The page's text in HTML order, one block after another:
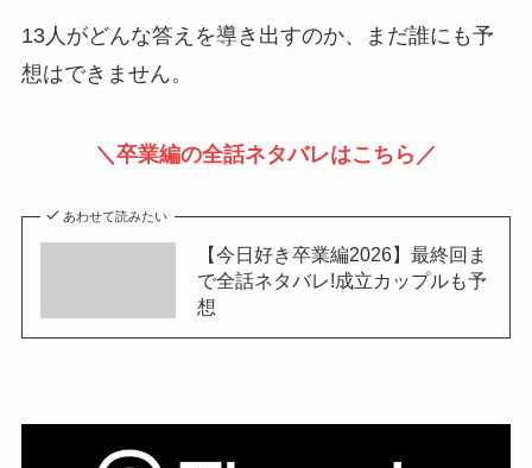
13人がどんな答えを導き出すのか、まだ誰にも予
想はできません。
＼卒業編の全話ネタバレはこちら／
あわせて読みたい
【今日好き卒業編2026】最終回ま
で全話ネタバレ!成立カップルも予
想